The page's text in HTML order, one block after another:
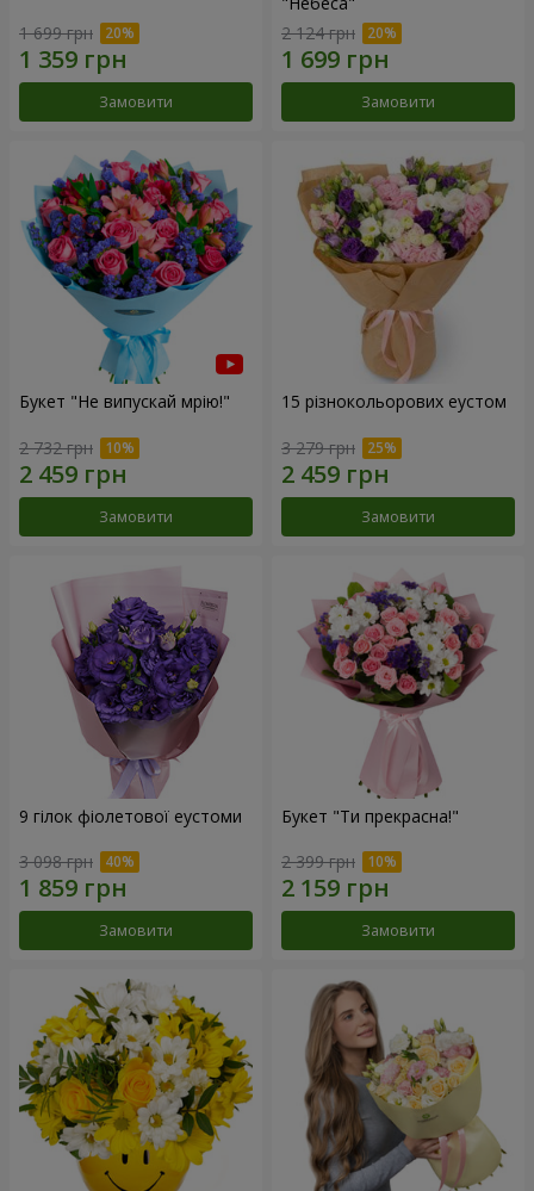
1 699 грн
Замовити
2 124 грн
Замовити
Букет "Не випускай мрію!"
2 732 грн
Замовити
15 різнокольорових еустом
3 279 грн
Замовити
9 гілок фіолетової еустоми
3 098 грн
Замовити
Букет "Ти прекрасна!"
2 399 грн
Замовити